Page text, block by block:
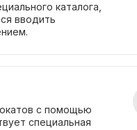
каталога,
вводить
с помощью
специальная